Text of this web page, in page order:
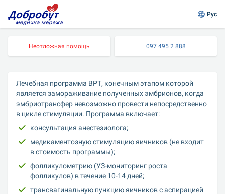
Рус
Неотложная помощь 097 495 2 888
Лечебная программа ВРТ, конечным этапом которой
является замораживание полученных эмбрионов, когда
эмбриотрансфер невозможно провести непосредственно
в цикле стимуляции. Программа включает:
консультация анестезиолога;
медикаментозную стимуляцию яичников (не входит
в стоимость программы);
фолликулометрию (УЗ-мониторинг роста
фолликулов) в течение 10-14 дней;
трансвагинальную пункцию яичников с аспирацией